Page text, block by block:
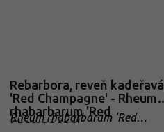
Rebarbora, reveň kadeřavá
'Red Champagne' - Rheum
rhabarbarum 'Red
Champagne'
Rheum rhabarbarum 'Red